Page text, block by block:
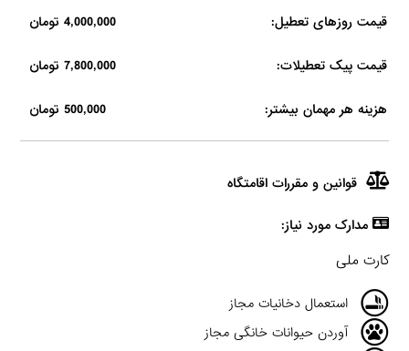
قیمت روزهای تعطیل: 4,000,000 تومان
قیمت پیک تعطیلات: 7,800,000 تومان
هزینه هر مهمان بیشتر: 500,000 تومان
قوانین و مقررات اقامتگاه
مدارک مورد نیاز:
كارت ملى
استعمال دخانیات مجاز
آوردن حیوانات خانگی مجاز